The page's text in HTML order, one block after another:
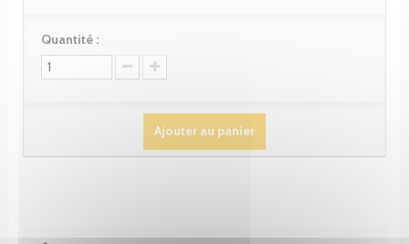
Quantité :
Ajouter au panier